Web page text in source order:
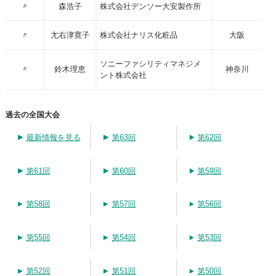
〃 森浩子 株式会社デンソー大安製作所
〃 尢右津寛子 株式会社ナリス化粧品 大阪
〃 鈴木理恵
ソニーファシリティマネジメ
ント株式会社
神奈川
過去の全国大会
最新情報を見る 第63回 第62回
第61回 第60回 第59回
第58回 第57回 第56回
第55回 第54回 第53回
第52回 第51回 第50回